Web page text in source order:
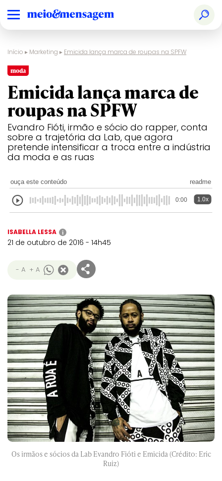
Início ▸ Marketing ▸ Emicida lança marca de roupas na SPFW
moda
Emicida lança marca de
roupas na SPFW
Evandro Fióti, irmão e sócio do rapper, conta
sobre a trajetória da Lab, que agora
pretende intensificar a troca entre a indústria
da moda e as ruas
ouça este conteúdo readme
0:00 1.0x
ISABELLA LESSA i
21 de outubro de 2016 - 14h45
- A + A
Os irmãos e sócios da Lab Evandro Fióti e Emicida (Crédito: Eric
Ruiz)